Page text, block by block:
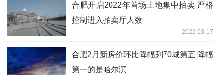
合肥开启2022年首场土地集中拍卖 严格
控制进入拍卖厅人数
2022-03-17
合肥2月新房价环比降幅列70城第五 降幅
第一的是哈尔滨